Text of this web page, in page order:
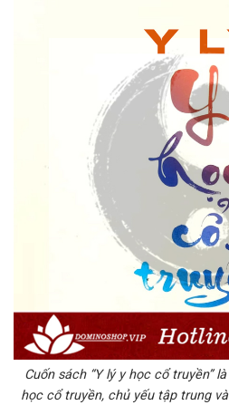
Cuốn sách “Y lý y học cổ truyền”
học cổ truyền, chủ yếu tập trung